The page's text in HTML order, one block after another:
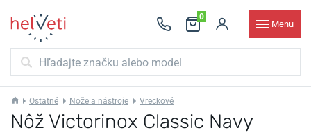
0
Menu
Ostatné Nože a nástroje Vreckové
Nôž Victorinox Classic Navy